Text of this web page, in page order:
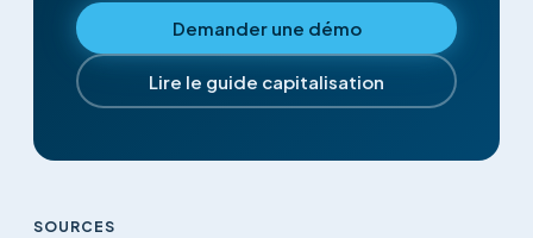
Demander une démo
Lire le guide capitalisation
SOURCES